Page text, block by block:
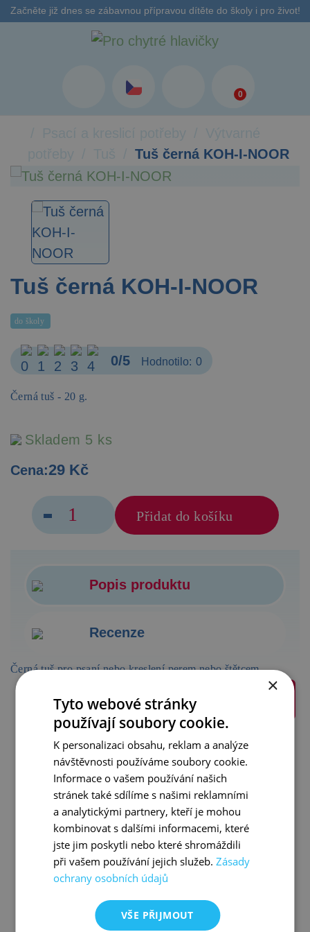
Začněte již dnes se zábavnou přípravou dítěte do školy i pro život!
0
Tuš černá KOH-I-NOOR
Tuš černá KOH-I-NOOR
do školy
0/5 Hodnotilo: 0
Černá tuš - 20 g.
Skladem 5 ks
Cena:29 Kč
Přidat do košíku
Popis produktu
Recenze
Černá tuš pro psaní nebo kreslení perem nebo štětcem.
Prohlédnout
Co říkají odborníci
rodiče/celebrity
Jak děti přicházejí na svět
Darovala jsem ji synovi s tím, aby ji v pravý čas předal své
dcerce. Nečekala jsem, že to bude tak brzy. Dostala ji
knihy a uměla už alespoň částečně komunikovat. Kniha se
velmi brzy stala jednou z jejich nejoblíbenějších, ba
×
Tyto webové stránky
používají soubory cookie.
K personalizaci obsahu, reklam a analýze
návštěvnosti používáme soubory cookie.
Informace o vašem používání našich
stránek také sdílíme s našimi reklamními
a analytickými partnery, kteří je mohou
kombinovat s dalšími informacemi, které
jste jim poskytli nebo které shromáždili
při vašem používání jejich služeb.Zásady
ochrany osobních údajů
VŠE PŘIJMOUT